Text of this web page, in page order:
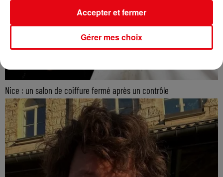
Nice : un salon de coiffure fermé après un contrôle
Gérer mes choix
Accepter et fermer